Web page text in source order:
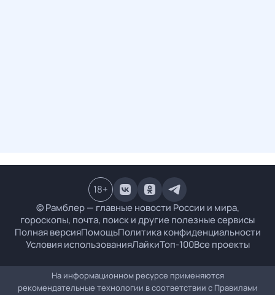
© Рамблер — главные новости России и мира,
гороскопы, почта, поиск и другие полезные сервисы
Полная версияПомощьПолитика конфиденциальности
Условия использованияЛайкиТоп-100Все проекты
18+
На информационном ресурсе применяются
рекомендательные технологии в соответствии с Правилами